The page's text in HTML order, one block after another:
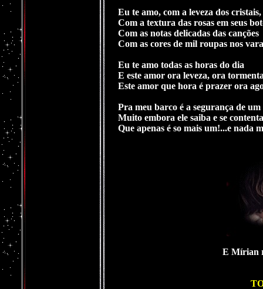
Eu te amo, com a leveza dos cristais,
Com a textura das rosas em seus
Com as notas delicadas das canções
Com as cores de mil roupas nos
Eu te amo todas as horas do dia
E este amor ora leveza, ora
Este amor que hora é prazer ora
Pra meu barco é a segurança de um
Muito embora ele saiba e se contenta
Que apenas é so mais um!...e nada
E Mírian